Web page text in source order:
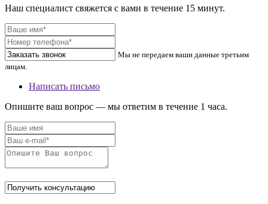
Наш специалист свяжется с вами в течение 15 минут.
Мы не передаем ваши данные третьим
лицам.
Написать письмо
Опишите ваш вопрос — мы ответим в течение 1 часа.